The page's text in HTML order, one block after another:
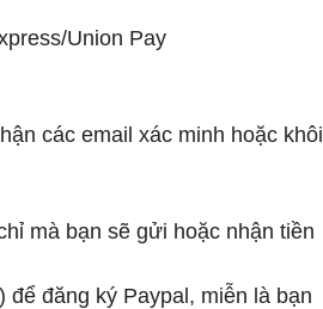
Union Pay
các email xác minh hoặc khôi
mà bạn sẽ gửi hoặc nhận tiền
đăng ký Paypal, miễn là bạn